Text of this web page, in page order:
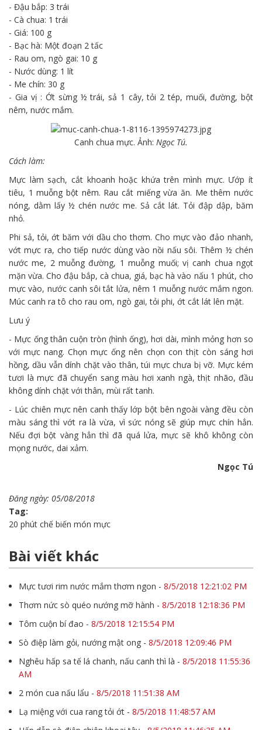
- Đậu bắp: 3 trái
- Cà chua: 1 trái
- Giá: 100 g
- Bạc hà: Một đoạn 2 tấc
- Rau om, ngò gai: 10 g
- Nước dùng: 1 lít
- Me chín: 30 g
- Gia vị : Ớt sừng ½ trái, sả 1 cây, tỏi 2 tép, muối, đường, bột
nêm, nước mắm.
Canh chua mực. Ảnh: Ngọc Tú.
Cách làm:
Mực làm sạch, cắt khoanh hoặc khứa trên mình mực. Ướp ít
tiêu, 1 muỗng bột nêm. Rau cắt miếng vừa ăn. Me thêm nước
nóng, dằm lấy ½ chén nước me. Sả cắt lát. Tỏi đập dập, băm
nhỏ.
Phi sả, tỏi, ớt băm với dầu cho thơm. Cho mực vào đảo nhanh,
vớt mực ra, cho tiếp nước dùng vào nồi nấu sôi. Thêm ½ chén
nước me, 2 muỗng đường, 1 muỗng muối; vị canh chua ngọt
mặn vừa. Cho đậu bắp, cà chua, giá, bạc hà vào nấu 1 phút, cho
mực vào, nước canh sôi tắt lửa, nêm 1 muỗng nước mắm ngon.
Múc canh ra tô cho rau om, ngò gai, tỏi phi, ớt cắt lát lên mặt.
Lưu ý
- Mực ống thân cuộn tròn (hình ống), hơi dài, mình mỏng hơn so
với mực nang. Chọn mực ống nên chọn con thịt còn sáng hơi
hồng, dầu vẫn dính chặt vào thân, túi mực chưa bị vỡ. Mực kém
tươi là mực đã chuyển sang màu hơi xanh ngà, thịt nhão, đầu
không dính chặt với thân, mùi rất tanh.
- Lúc chiên mực nên canh thấy lớp bột bên ngoài vàng đều còn
màu sáng thì vớt ra là vừa, vì sức nóng sẽ giúp mực chín hẳn.
Nếu đợi bột vàng hẳn thì đã quá lửa, mực sẽ khô không còn
mọng nước, dai xảm.
Ngọc Tú
Đăng ngày: 05/08/2018
Tag:
20 phút chế biến món mực
Bài viết khác
Mực tươi rim nước mắm thơm ngon - 8/5/2018 12:21:02 PM
Thơm nức sò quéo nướng mỡ hành - 8/5/2018 12:18:36 PM
Tôm cuộn bí đao - 8/5/2018 12:15:54 PM
Sò điệp làm gỏi, nướng mật ong - 8/5/2018 12:09:46 PM
Nghêu hấp sa tế lá chanh, nấu canh thì là - 8/5/2018 11:55:36
AM
2 món cua nấu lẩu - 8/5/2018 11:51:38 AM
Lạ miệng với cua rang tỏi ớt - 8/5/2018 11:48:57 AM